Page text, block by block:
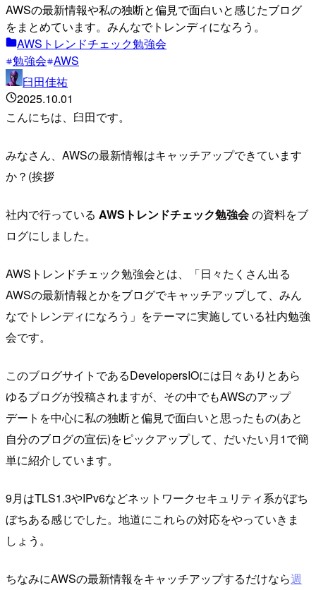
AWSの最新情報や私の独断と偏見で面白いと感じたブログ
をまとめています。みんなでトレンディになろう。
AWSトレンドチェック勉強会
勉強会 AWS
臼田佳祐
2025.10.01
こんにちは、臼田です。
みなさん、AWSの最新情報はキャッチアップできています
か？(挨拶
社内で行っている AWSトレンドチェック勉強会の資料をブ
ログにしました。
AWSトレンドチェック勉強会とは、「日々たくさん出る
AWSの最新情報とかをブログでキャッチアップして、みん
なでトレンディになろう」をテーマに実施している社内勉強
会です。
このブログサイトであるDevelopersIOには日々ありとあら
ゆるブログが投稿されますが、その中でもAWSのアップ
デートを中心に私の独断と偏見で面白いと思ったもの(あと
自分のブログの宣伝)をピックアップして、だいたい月1で簡
単に紹介しています。
9月はTLS1.3やIPv6などネットワークセキュリティ系がぼち
ぼちある感じでした。地道にこれらの対応をやっていきま
しょう。
ちなみにAWSの最新情報をキャッチアップするだけなら週